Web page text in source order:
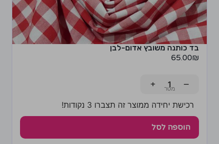
בד כותנה משובץ אדום-לבן
65.00₪
−
+
רכישת יחידה ממוצר זה תצברו 3 נקודות!
הוספה לסל